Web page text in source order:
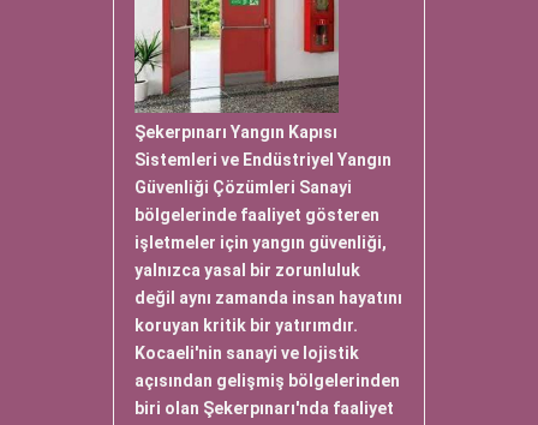
Şekerpınarı Yangın Kapısı
Sistemleri ve Endüstriyel Yangın
Güvenliği Çözümleri Sanayi
bölgelerinde faaliyet gösteren
işletmeler için yangın güvenliği,
yalnızca yasal bir zorunluluk
değil aynı zamanda insan hayatını
koruyan kritik bir yatırımdır.
Kocaeli'nin sanayi ve lojistik
açısından gelişmiş bölgelerinden
biri olan Şekerpınarı'nda faaliyet